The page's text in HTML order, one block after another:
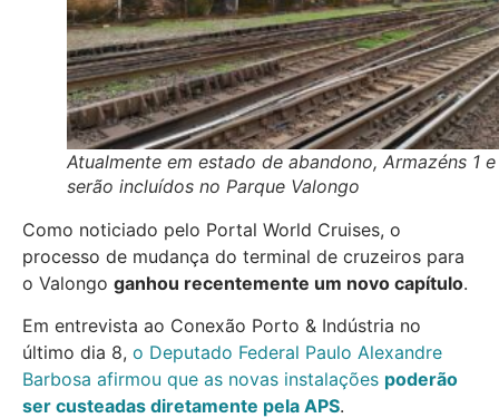
Atualmente em estado de abandono, Armazéns 1
serão incluídos no Parque Valongo
Como noticiado pelo Portal World Cruises, o
processo de mudança do terminal de cruzeiros para
o Valongo ganhou recentemente um novo capítulo.
Em entrevista ao Conexão Porto & Indústria no
último dia 8, o Deputado Federal Paulo Alexandre
Barbosa afirmou que as novas instalações poderão
ser custeadas diretamente pela APS.